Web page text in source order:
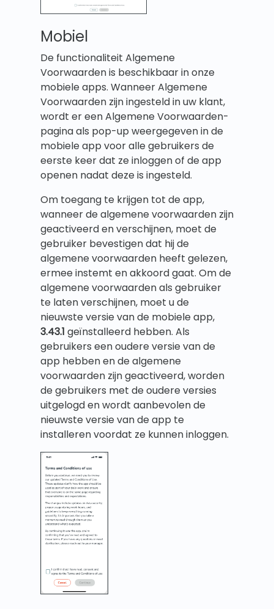
Mobiel
De functionaliteit Algemene
Voorwaarden is beschikbaar in onze
mobiele apps. Wanneer Algemene
Voorwaarden zijn ingesteld in uw klant,
wordt er een Algemene Voorwaarden-
pagina als pop-up weergegeven in de
mobiele app voor alle gebruikers de
eerste keer dat ze inloggen of de app
openen nadat deze is ingesteld.
Om toegang te krijgen tot de app,
wanneer de algemene voorwaarden zijn
geactiveerd en verschijnen, moet de
gebruiker bevestigen dat hij de
algemene voorwaarden heeft gelezen,
ermee instemt en akkoord gaat. Om de
algemene voorwaarden als gebruiker
te laten verschijnen, moet u de
nieuwste versie van de mobiele app,
3.43.1 geïnstalleerd hebben. Als
gebruikers een oudere versie van de
app hebben en de algemene
voorwaarden zijn geactiveerd, worden
de gebruikers met de oudere versies
uitgelogd en wordt aanbevolen de
nieuwste versie van de app te
installeren voordat ze kunnen inloggen.